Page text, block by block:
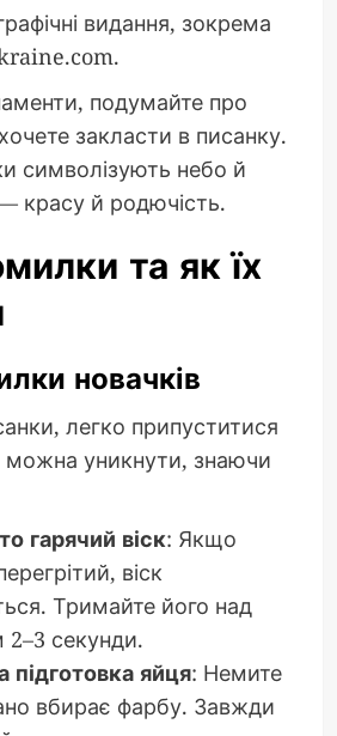
видання, зокрема
подумайте про
закласти в писанку.
символізують небо й
красу й родючість.
та як їх
новачків
легко припуститися
можна уникнути, знаючи
гарячий віск: Якщо
віск
Тримайте його над
2–3 секунди.
підготовка яйця: Немите
вбирає фарбу. Завжди